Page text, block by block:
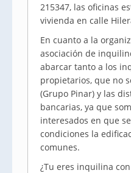
215347, las oficinas
vivienda en calle
En cuanto a la
asociación de
abarcar tanto a los
propietarios, que no
(Grupo Pinar) y las
bancarias, ya que
interesados en que
condiciones la
comunes.
¿Tu eres inquilina